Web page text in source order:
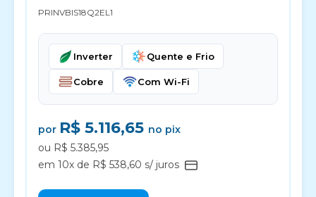
PRINVBIS18Q2EL1
Inverter Quente e Frio
Cobre Com Wi-Fi
por R$ 5.116,65 no pix
ou R$ 5.385,95
em 10x de R$ 538,60 s/ juros